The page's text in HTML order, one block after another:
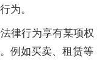
为。
律行为享有某项权
例如买卖、租赁等